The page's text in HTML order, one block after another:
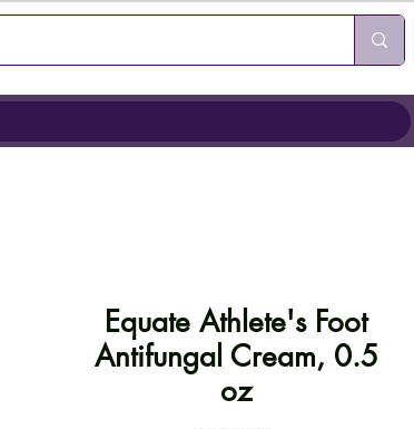
Equate Athlete's Foot
Antifungal Cream, 0.5
oz